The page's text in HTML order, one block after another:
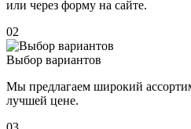
или через форму на сайте.
02
Выбор вариантов
Мы предлагаем широкий
лучшей цене.